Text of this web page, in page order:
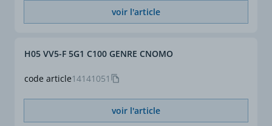
voir l'article
code article14141051
H05 VV5-F 5G1 C100 GENRE CNOMO
voir l'article